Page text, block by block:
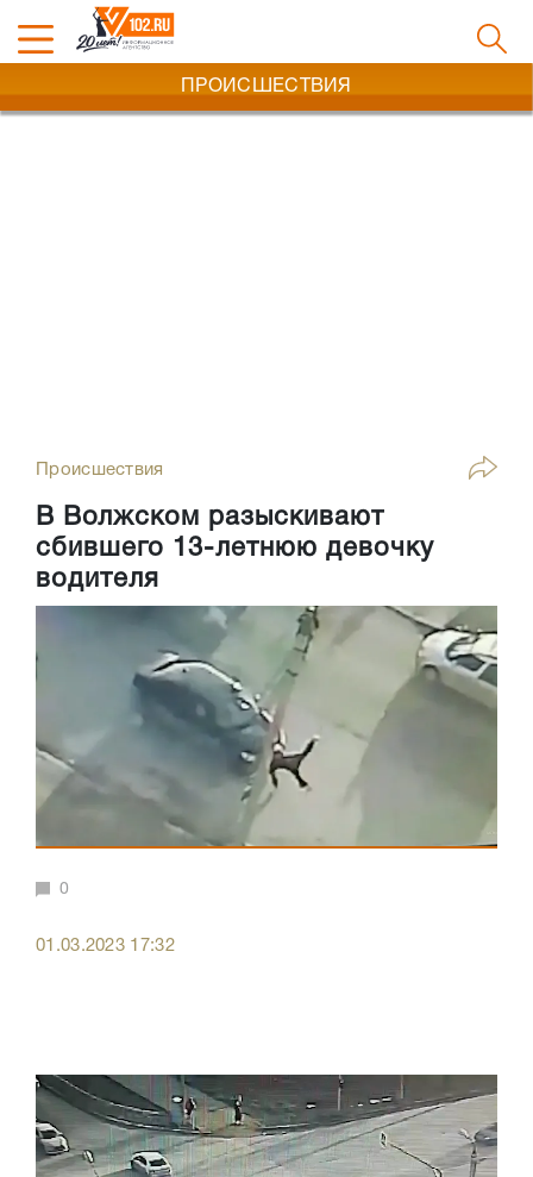
ПРОИСШЕСТВИЯ
Происшествия
В Волжском разыскивают
сбившего 13-летнюю девочку
водителя
0
01.03.2023 17:32